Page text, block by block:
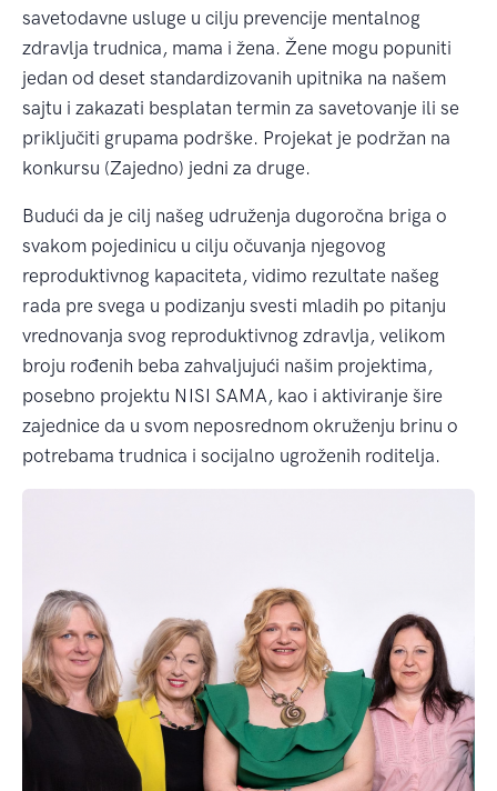
savetodavne usluge u cilju prevencije mentalnog
zdravlja trudnica, mama i žena. Žene mogu popuniti
jedan od deset standardizovanih upitnika na našem
sajtu i zakazati besplatan termin za savetovanje ili se
priključiti grupama podrške. Projekat je podržan na
konkursu (Zajedno) jedni za druge.
Budući da je cilj našeg udruženja dugoročna briga o
svakom pojedinicu u cilju očuvanja njegovog
reproduktivnog kapaciteta, vidimo rezultate našeg
rada pre svega u podizanju svesti mladih po pitanju
vrednovanja svog reproduktivnog zdravlja, velikom
broju rođenih beba zahvaljujući našim projektima,
posebno projektu NISI SAMA, kao i aktiviranje šire
zajednice da u svom neposrednom okruženju brinu o
potrebama trudnica i socijalno ugroženih roditelja.